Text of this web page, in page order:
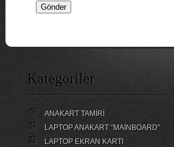
Kategoriler
ANAKART TAMİRİ
LAPTOP ANAKART “MAİNBOARD”
LAPTOP EKRAN KARTI